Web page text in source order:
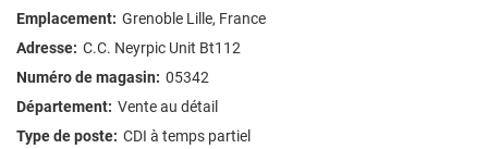
RECHERCHE DE TRAVAIL
Grenoble Lille, France
C.C. Neyrpic Unit Bt112
05342
Vente au détail
CDI à temps partiel